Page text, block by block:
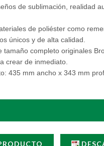
de sublimación, realidad
de poliéster como
únicos y de alta calidad.
tamaño completo originales
crear de inmediato.
435 mm ancho x 343 mm